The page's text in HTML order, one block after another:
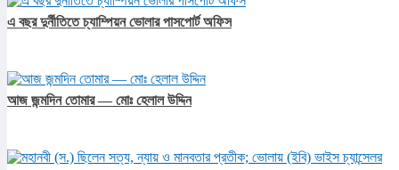
এ বছর দুর্নীতিতে চ্যাম্পিয়ন ভোলার পাসপোর্ট অফিস
আজ জন্মদিন তোমার — মোঃ হেলাল উদ্দিন